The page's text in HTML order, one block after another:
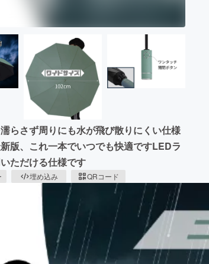
らさず周りにも水が飛び散りにくい仕様
版、これ一本でいつでも快適ですLEDラ
ただける仕様です
埋め込み QRコード